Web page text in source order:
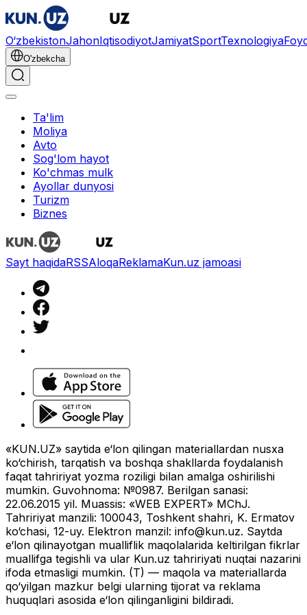
O‘zbekistonJahonIqtisodiyotJamiyatSportTexnologiya
O'zbekcha
Ta'lim
Moliya
Avto
Sog'lom hayot
Ko'chmas mulk
Ayollar dunyosi
Turizm
Biznes
Sayt haqidaRSSAloqaReklamaKun.uz jamoasi
«KUN.UZ» saytida e‘lon qilingan materiallardan nusxa
ko‘chirish, tarqatish va boshqa shakllarda foydalanish
faqat tahririyat yozma roziligi bilan amalga oshirilishi
mumkin. Guvohnoma: №0987. Berilgan sanasi:
22.06.2015 yil. Muassis: «WEB EXPERT» MChJ.
Tahririyat manzili: 100043, Toshkent shahri, K. Ermatov
ko‘chasi, 12-uy. Elektron manzil: info@kun.uz. Saytda
e‘lon qilinayotgan mualliflik maqolalarida keltirilgan fikrlar
muallifga tegishli va ular Kun.uz tahririyati nuqtai nazarini
ifoda etmasligi mumkin. (T) — maqola va materiallarda
qo‘yilgan mazkur belgi ularning tijorat va reklama
huquqlari asosida e‘lon qilinganligini bildiradi.